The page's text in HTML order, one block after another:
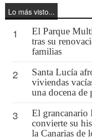
Lo más visto...
1
El Parque
tras su
familias
2
Santa Lucía
viviendas
una docena de
3
El grancanario
convierte su
la Canarias de